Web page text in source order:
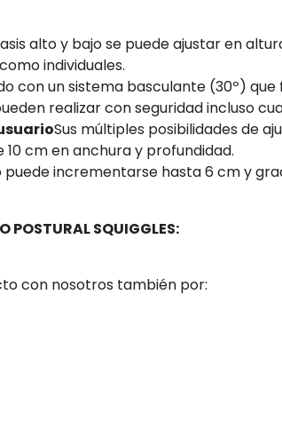
alto y bajo se puede ajustar en
individuales.
con un sistema basculante (30º)
realizar con seguridad incluso
Sus múltiples posibilidades de
10 cm en anchura y profundidad.
puede incrementarse hasta 6 cm y
POSTURAL SQUIGGLES:
con nosotros también por: